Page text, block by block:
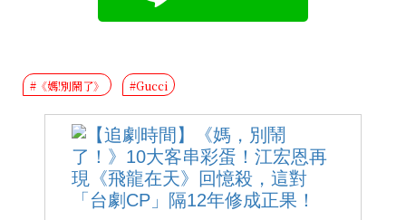
#《媽!別鬧了》 #Gucci